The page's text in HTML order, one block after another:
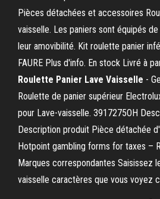
Pièces détachées et accessoires
vaisselle. Les paniers sont équipés
leur amovibilité. Kit roulette panier
FAURE Plus d'info. En stock Livré à
Roulette Panier Lave Vaisselle -
Roulette de panier supérieur
pour Lave-vaisselle. 3917275OH
Description produit Pièce détachée
Hotpoint gambling forms for taxes –
Marques correspondantes Saisissez
vaisselle caractères que vous voyez